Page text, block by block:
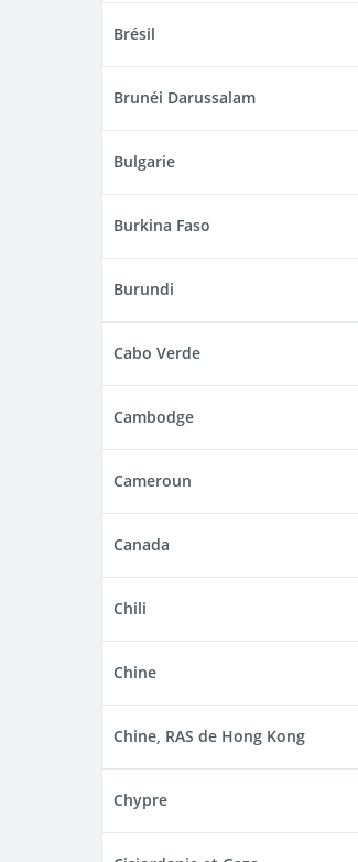
Brésil
Brunéi Darussalam
Bulgarie
Burkina Faso
Burundi
Cabo Verde
Cambodge
Cameroun
Canada
Chili
Chine
Chine, RAS de Hong Kong
Chypre